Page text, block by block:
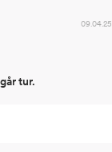
09.04.25
tur.